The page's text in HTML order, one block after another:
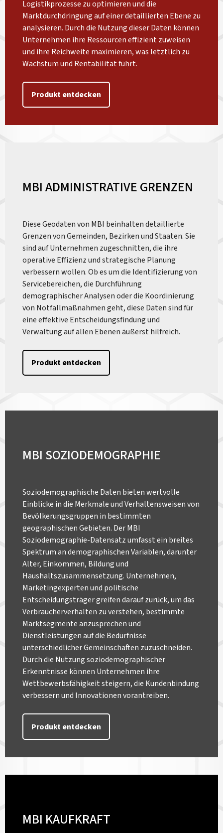
Logistikprozesse zu optimieren und die
Marktdurchdringung auf einer detaillierten Ebene zu
analysieren. Durch die Nutzung dieser Daten können
Unternehmen ihre Ressourcen effizient zuweisen
und ihre Reichweite maximieren, was letztlich zu
Wachstum und Rentabilität führt.
Produkt entdecken
MBI ADMINISTRATIVE GRENZEN
Diese Geodaten von MBI beinhalten detaillierte
Grenzen von Gemeinden, Bezirken und Staaten. Sie
sind auf Unternehmen zugeschnitten, die ihre
operative Effizienz und strategische Planung
verbessern wollen. Ob es um die Identifizierung von
Servicebereichen, die Durchführung
demographischer Analysen oder die Koordinierung
von Notfallmaßnahmen geht, diese Daten sind für
eine effektive Entscheidungsfindung und
Verwaltung auf allen Ebenen äußerst hilfreich.
Produkt entdecken
MBI SOZIODEMOGRAPHIE
Soziodemographische Daten bieten wertvolle
Einblicke in die Merkmale und Verhaltensweisen von
Bevölkerungsgruppen in bestimmten
geographischen Gebieten. Der MBI
Soziodemographie-Datensatz umfasst ein breites
Spektrum an demographischen Variablen, darunter
Alter, Einkommen, Bildung und
Haushaltszusammensetzung. Unternehmen,
Marketingexperten und politische
Entscheidungsträger greifen darauf zurück, um das
Verbraucherverhalten zu verstehen, bestimmte
Marktsegmente anzusprechen und
Dienstleistungen auf die Bedürfnisse
unterschiedlicher Gemeinschaften zuzuschneiden.
Durch die Nutzung soziodemographischer
Erkenntnisse können Unternehmen ihre
Wettbewerbsfähigkeit steigern, die Kundenbindung
verbessern und Innovationen vorantreiben.
Produkt entdecken
MBI KAUFKRAFT